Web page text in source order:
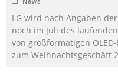
LG wird nach Angaben
noch im Juli des
von großformatigen
zum Weihnachtsgeschäft